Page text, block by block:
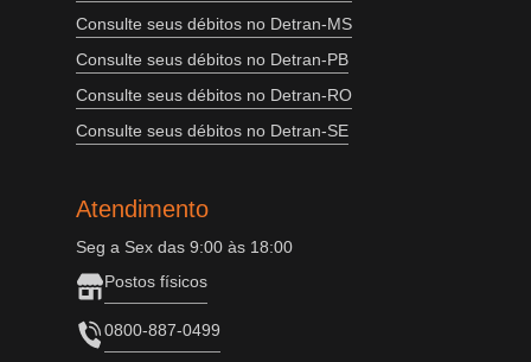
Consulte seus débitos no Detran-MS
Consulte seus débitos no Detran-PB
Consulte seus débitos no Detran-RO
Consulte seus débitos no Detran-SE
Atendimento
Seg a Sex das 9:00 às 18:00
Postos físicos
0800-887-0499